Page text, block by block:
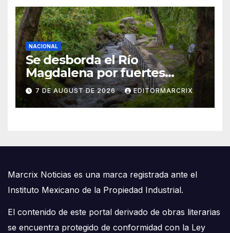
NACIONAL
Se desborda el Río
Magdalena por fuertes
lluvias en CDMX
7 DE AUGUST DE 2026 EDITORMARCRIX
Marcrix Noticias es una marca registrada ante el
Instituto Mexicano de la Propiedad Industrial.
El contenido de este portal derivado de obras literarias
se encuentra protegido de conformidad con la Ley